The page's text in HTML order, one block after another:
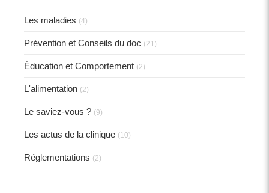
Les maladies (4)
Prévention et Conseils du doc (21)
Éducation et Comportement (2)
L'alimentation (2)
Le saviez-vous ? (9)
Les actus de la clinique (10)
Réglementations (2)